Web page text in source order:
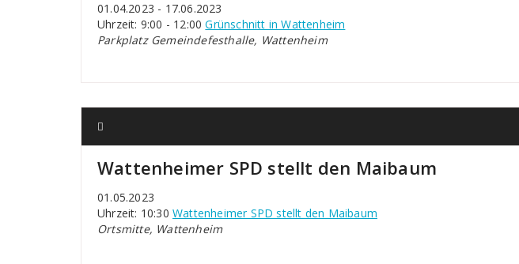
01.04.2023 - 17.06.2023
Uhrzeit: 9:00 - 12:00Grünschnitt in Wattenheim
Parkplatz Gemeindefesthalle, Wattenheim
Wattenheimer SPD stellt den Maibaum
01.05.2023
Uhrzeit: 10:30 Wattenheimer SPD stellt den Maibaum
Ortsmitte, Wattenheim